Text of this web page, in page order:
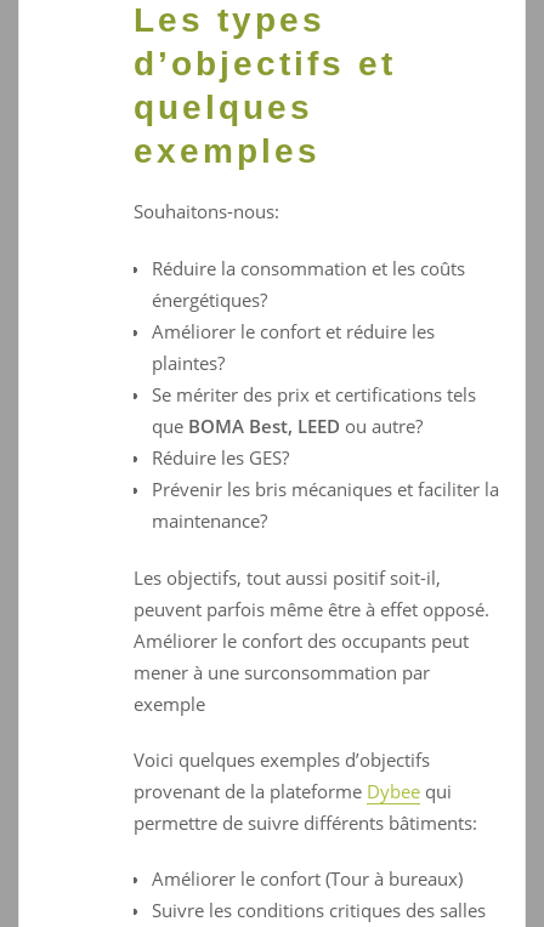
Les types
d’objectifs et
quelques
exemples
Souhaitons-nous:
Réduire la consommation et les coûts
énergétiques?
Améliorer le confort et réduire les
plaintes?
Se mériter des prix et certifications tels
que BOMA Best, LEED ou autre?
Réduire les GES?
Prévenir les bris mécaniques et faciliter la
maintenance?
Les objectifs, tout aussi positif soit-il,
peuvent parfois même être à effet opposé.
Améliorer le confort des occupants peut
mener à une surconsommation par
exemple
Voici quelques exemples d’objectifs
provenant de la plateforme Dybee qui
permettre de suivre différents bâtiments:
Améliorer le confort (Tour à bureaux)
Suivre les conditions critiques des salles